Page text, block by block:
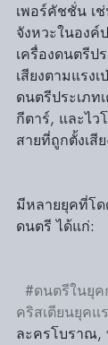
เพอร์คัชชั่น เ
จังหวะในองค์
เครื่องดนตรีป
เสียงตามแรง
ดนตรีประเภท
กีตาร์, และไว
สายที่ถูกตั้งเสีย
มีหลายยุคที่โด
ดนตรี ได้แก่:
#ดนตรีในยุ
คริสเตียนยุคแ
ละครโบราณ,